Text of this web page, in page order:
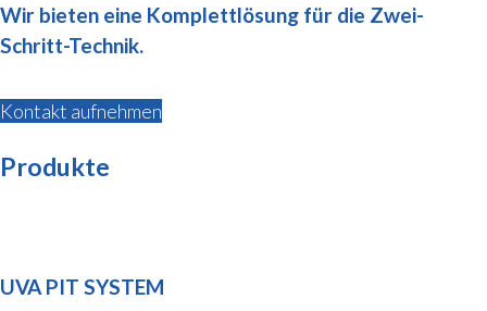
Wir bieten eine Komplettlösung für die Zwei-
Schritt-Technik.
Kontakt aufnehmen
Produkte
UVA PIT SYSTEM